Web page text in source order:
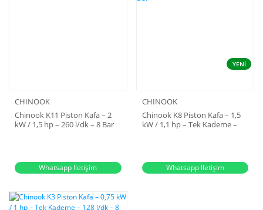
CHINOOK
Chinook K11 Piston Kafa – 2
kW / 1,5 hp – 260 l/dk – 8 Bar
Whatsapp İletişim
YENİ
CHINOOK
Chinook K8 Piston Kafa – 1,5
kW / 1,1 hp – Tek Kademe –
Whatsapp İletişim